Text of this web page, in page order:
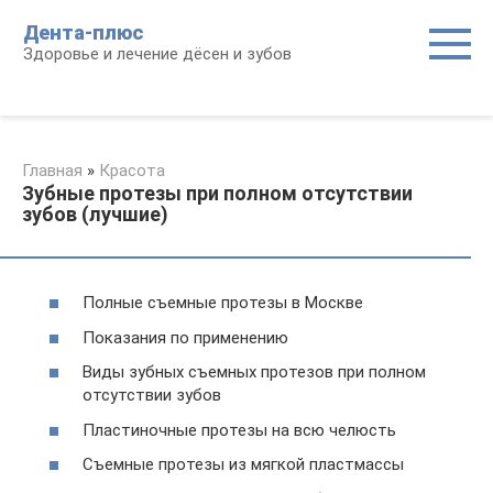
контенту
Дента-плюс
Здоровье и лечение дёсен и зубов
Главная » Красота
Зубные протезы при полном отсутствии
зубов (лучшие)
Полные съемные протезы в Москве
Показания по применению
Виды зубных съемных протезов при полном
отсутствии зубов
Пластиночные протезы на всю челюсть
Съемные протезы из мягкой пластмассы